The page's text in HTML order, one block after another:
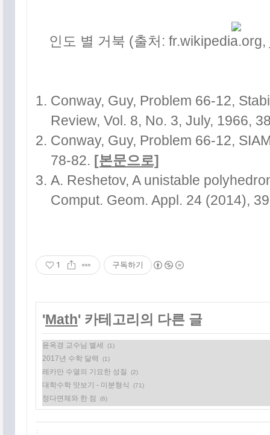
인도 별 거북 (출처: fr.wikipedia.org,
Conway, Guy, Problem 66-12,
Review, Vol. 8, No. 3, July, 1966,
Conway, Guy, Problem 66-12,
78-82. [본문으로]
A. Reshetov, A unistable
Comput. Geom. Appl. 24 (2014),
1 구독하기
'Math' 카테고리의 다른 글
윤옥경 교수님 별세 (1)
2017년 수학 달력 (1)
레카만 수열의 기묘한 성질 (2)
대학수학 맛보기 - 미분형식 (71)
정다면체와 한 점 (6)
: